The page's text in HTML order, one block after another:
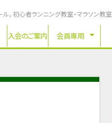
。初心者ランニング教室・マラソン教室
入会のご案内 会員専用